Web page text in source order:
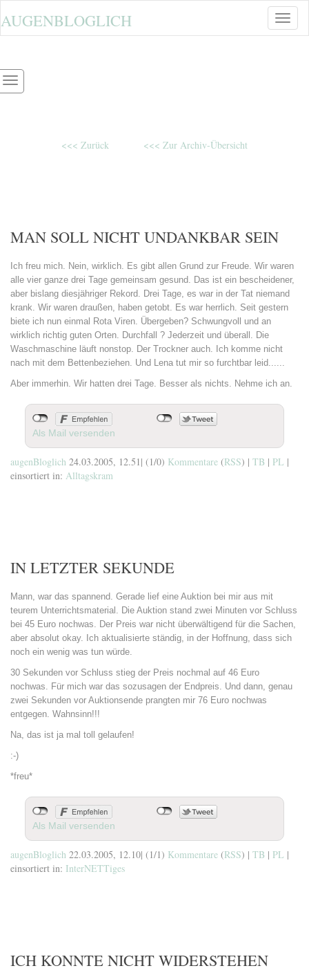
AUGENBLOGLICH
Toggle
<<< Zurück <<< Zur Archiv-Übersicht
MAN SOLL NICHT UNDANKBAR SEIN
Ich freu mich. Nein, wirklich. Es gibt allen Grund zur Freude. Wir waren
alle vier ganze drei Tage gemeinsam gesund. Das ist ein bescheidener,
aber bislang diesjähriger Rekord. Drei Tage, es war in der Tat niemand
krank. Wir waren draußen, haben getobt. Es war herrlich. Seit gestern
biete ich nun einmal Rota Viren. Übergeben? Schwungvoll und an
wirklich richtig guten Orten. Durchfall ? Jederzeit und überall. Die
Waschmaschine läuft nonstop. Der Trockner auch. Ich komme nicht
nach mit dem Bettenbeziehen. Und Lena tut mir so furchtbar leid......
Aber immerhin. Wir hatten drei Tage. Besser als nichts. Nehme ich an.
Als Mail versenden
augenBloglich 24.03.2005, 12.51| (1/0) Kommentare (RSS) | TB | PL |
einsortiert in: Alltagskram
IN LETZTER SEKUNDE
Mann, war das spannend. Gerade lief eine Auktion bei mir aus mit
teurem Unterrichtsmaterial. Die Auktion stand zwei Minuten vor Schluss
bei 45 Euro nochwas. Der Preis war nicht überwältigend für die Sachen,
aber absolut okay. Ich aktualisierte ständig, in der Hoffnung, dass sich
noch ein wenig was tun würde.
30 Sekunden vor Schluss stieg der Preis nochmal auf 46 Euro
nochwas. Für mich war das sozusagen der Endpreis. Und dann, genau
zwei Sekunden vor Auktionsende prangten mir 76 Euro nochwas
entgegen. Wahnsinn!!!
Na, das ist ja mal toll gelaufen!
:-)
*freu*
Als Mail versenden
augenBloglich 22.03.2005, 12.10| (1/1) Kommentare (RSS) | TB | PL |
einsortiert in: InterNETTiges
ICH KONNTE NICHT WIDERSTEHEN